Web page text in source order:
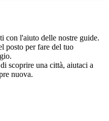
con l'aiuto delle nostre guide.
posto per fare del tuo
scoprire una città, aiutaci a
nuova.